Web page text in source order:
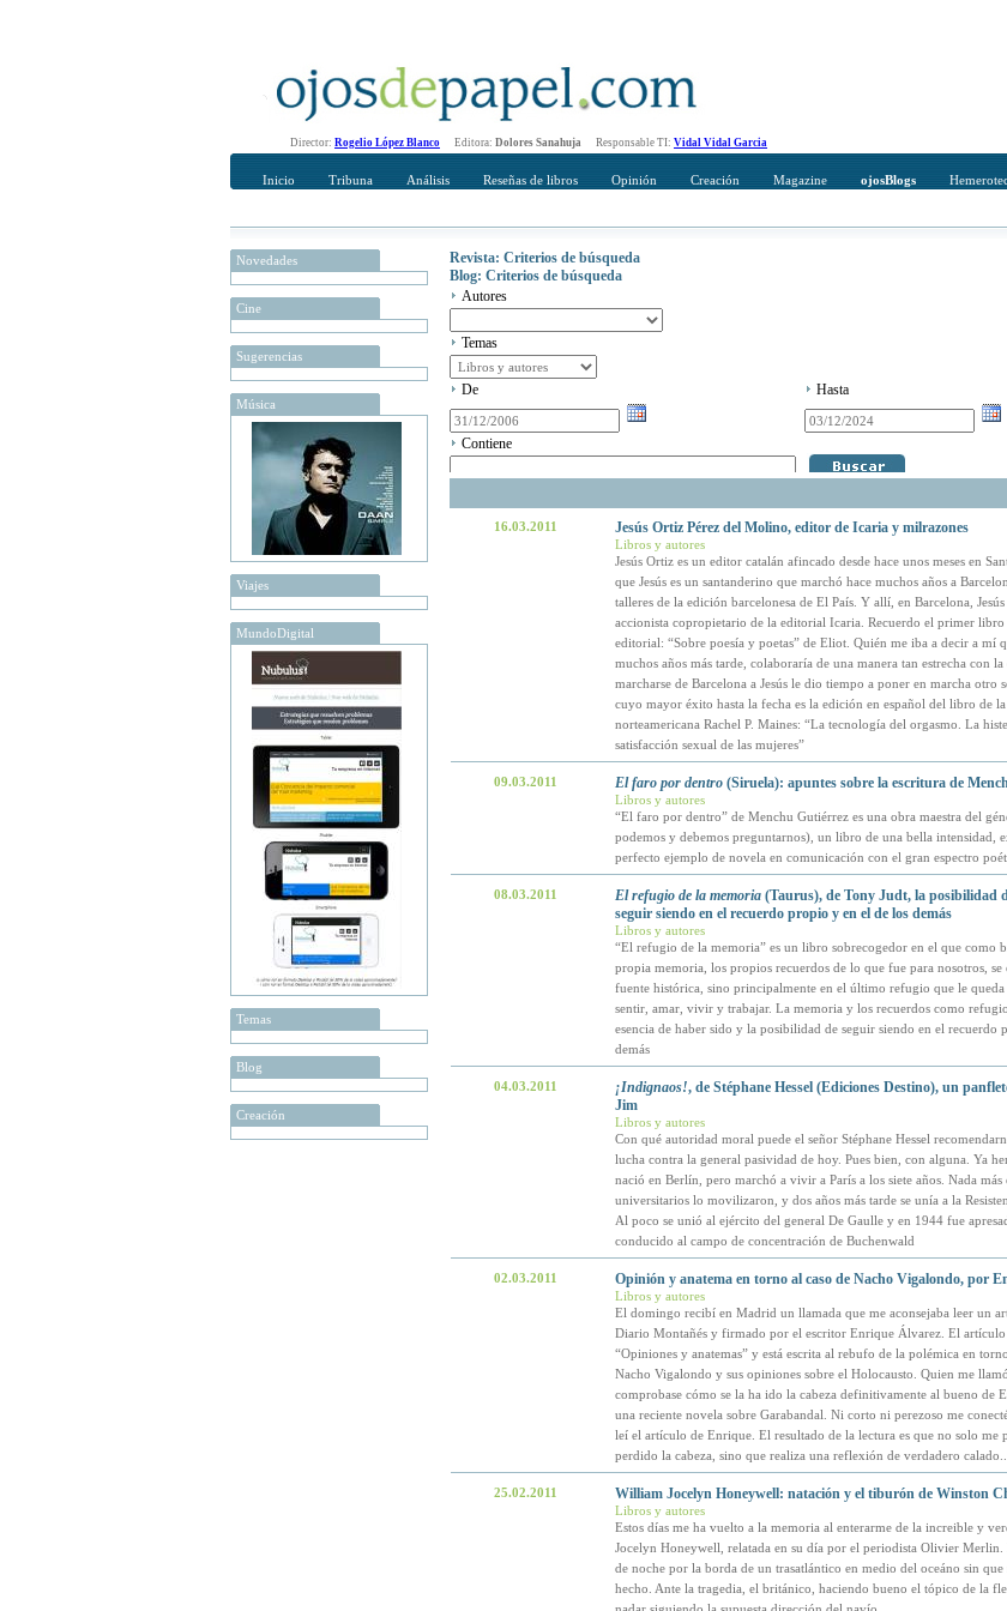
Director: Rogelio López Blanco Editora: Dolores Sanahuja Responsable TI: Vidal Vidal Garcia
Inicio Tribuna Análisis Reseñas de libros Opinión Creación Magazine ojosBlogs
Novedades
Cine
Sugerencias
Música
Viajes
MundoDigital
Temas
Blog
Creación
Revista: Criterios de búsqueda
Blog: Criterios de búsqueda
Autores
Temas
De Hasta
Contiene
16.03.2011 Jesús Ortiz Pérez del Molino, editor de Icaria y milrazones
Libros y autores
Jesús Ortiz es un editor catalán afincado desde hace unos meses en
que Jesús es un santanderino que marchó hace muchos años a
talleres de la edición barcelonesa de El País. Y allí, en Barcelona,
accionista copropietario de la editorial Icaria. Recuerdo el primer libro
editorial: “Sobre poesía y poetas” de Eliot. Quién me iba a decir a mí
muchos años más tarde, colaboraría de una manera tan estrecha con
marcharse de Barcelona a Jesús le dio tiempo a poner en marcha otro
cuyo mayor éxito hasta la fecha es la edición en español del libro de
norteamericana Rachel P. Maines: “La tecnología del orgasmo. La
satisfacción sexual de las mujeres”
09.03.2011 El faro por dentro(Siruela): apuntes sobre la escritura de
Libros y autores
“El faro por dentro” de Menchu Gutiérrez es una obra maestra del
podemos y debemos preguntarnos), un libro de una bella intensidad,
perfecto ejemplo de novela en comunicación con el gran espectro
08.03.2011 El refugio de la memoria(Taurus), de Tony Judt, la posibilidad
seguir siendo en el recuerdo propio y en el de los demás
Libros y autores
“El refugio de la memoria” es un libro sobrecogedor en el que como
propia memoria, los propios recuerdos de lo que fue para nosotros, se
fuente histórica, sino principalmente en el último refugio que le
sentir, amar, vivir y trabajar. La memoria y los recuerdos como
esencia de haber sido y la posibilidad de seguir siendo en el recuerdo
demás
04.03.2011 ¡Indignaos!, de Stéphane Hessel (Ediciones Destino), un
Jim
Libros y autores
Con qué autoridad moral puede el señor Stéphane Hessel
lucha contra la general pasividad de hoy. Pues bien, con alguna. Ya
nació en Berlín, pero marchó a vivir a París a los siete años. Nada más
universitarios lo movilizaron, y dos años más tarde se unía a la
Al poco se unió al ejército del general De Gaulle y en 1944 fue
conducido al campo de concentración de Buchenwald
02.03.2011 Opinión y anatema en torno al caso de Nacho Vigalondo, por
Libros y autores
El domingo recibí en Madrid un llamada que me aconsejaba leer un
Diario Montañés y firmado por el escritor Enrique Álvarez. El
“Opiniones y anatemas” y está escrita al rebufo de la polémica en
Nacho Vigalondo y sus opiniones sobre el Holocausto. Quien me
comprobase cómo se la ha ido la cabeza definitivamente al bueno de
una reciente novela sobre Garabandal. Ni corto ni perezoso me
leí el artículo de Enrique. El resultado de la lectura es que no solo me
perdido la cabeza, sino que realiza una reflexión de verdadero calado...
25.02.2011 William Jocelyn Honeywell: natación y el tiburón de Winston
Libros y autores
Estos días me ha vuelto a la memoria al enterarme de la increible y
Jocelyn Honeywell, relatada en su día por el periodista Olivier
de noche por la borda de un trasatlántico en medio del oceáno sin que
hecho. Ante la tragedia, el británico, haciendo bueno el tópico de la